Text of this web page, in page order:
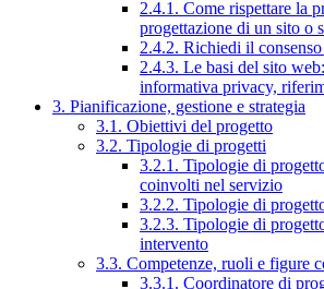
2.4.1. Come rispettare la
progettazione di un sito o
2.4.2. Richiedi il
2.4.3. Le basi del sito
informativa privacy,
3. Pianificazione, gestione e strategia
3.1. Obiettivi del progetto
3.2. Tipologie di progetti
3.2.1. Tipologie di
coinvolti nel servizio
3.2.2. Tipologie di
3.2.3. Tipologie di
intervento
3.3. Competenze, ruoli e figure
3.3.1. Coordinatore di